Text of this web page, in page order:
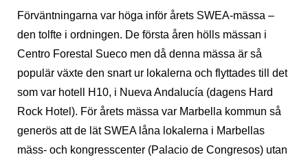
Förväntningarna var höga inför årets SWEA-mässa –
den tolfte i ordningen. De första åren hölls mässan i
Centro Forestal Sueco men då denna mässa är så
populär växte den snart ur lokalerna och flyttades till det
som var hotell H10, i Nueva Andalucía (dagens Hard
Rock Hotel). För årets mässa var Marbella kommun så
generös att de lät SWEA låna lokalerna i Marbellas
mäss- och kongresscenter (Palacio de Congresos) utan